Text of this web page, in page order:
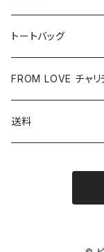
トートバッグ
FROM LOVE チャリ
送料